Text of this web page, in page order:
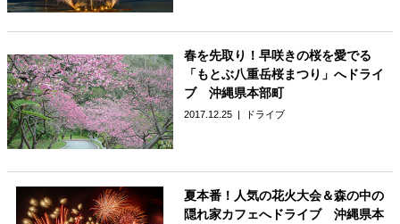
春を先取り！早咲きの桜を愛でる
「もとぶ八重岳桜まつり」へドライ
ブ 沖縄県本部町
2017.12.25 ドライブ
夏本番！人気の花火大会＆森の中の
隠れ家カフェへドライブ 沖縄県本